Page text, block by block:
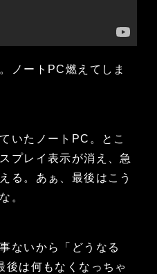
ノートPC燃えてしま
いたノートPC。とこ
プレイ表示が消え、急
る。あぁ、最後はこう
。
ないから「どうなる
後は何もなくなっちゃ